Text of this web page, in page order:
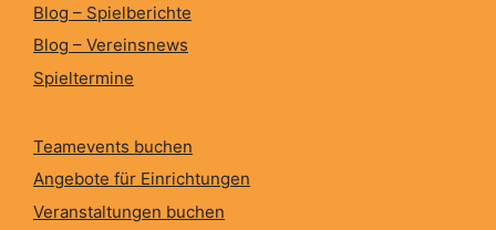
Blog – Spielberichte
Blog – Vereinsnews
Spieltermine
Teamevents buchen
Angebote für Einrichtungen
Veranstaltungen buchen